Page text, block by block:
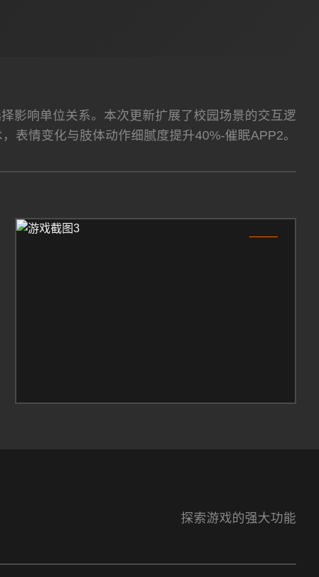
影响单位关系。本次更新扩展了校园场景的交互逻
表情变化与肢体动作细腻度提升40%-催眠APP2。
探索游戏的强大功能